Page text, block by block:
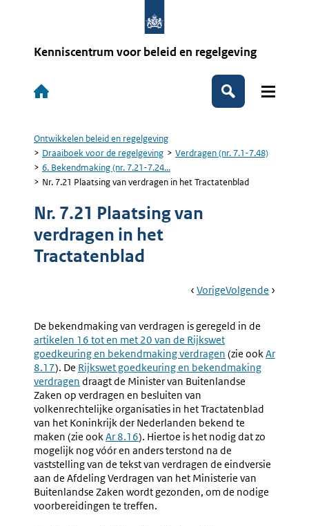
Kenniscentrum voor beleid en regelgeving
Hoofdnavigatie
Zoeken
Kruimelpad
Ontwikkelen beleid en regelgeving
Draaiboek voor de regelgeving
Verdragen (nr. 7.1-7.48)
6. Bekendmaking (nr. 7.21-7.24...
Nr. 7.21 Plaatsing van verdragen in het Tractatenblad
Nr. 7.21 Plaatsing van
verdragen in het
Tractatenblad
Book
Ga
VorigePagina:
(nr.
7.24)
Ga
Volgende Pagina:
De bekendmaking van verdragen is geregeld in de
artikelen 16 tot en met 20 van de Rijkswet
goedkeuring en bekendmaking verdragen (zie ookAr
8.17). De Externe
link:
Rijkswet goedkeuring en bekendmaking
verdragen draagt de Minister van Buitenlandse
Zaken op verdragen en besluiten van
volkenrechtelijke organisaties in het Tractatenblad
van het Koninkrijk der Nederlanden bekend te
maken (zie ookAr 8.16). Hiertoe is het nodig dat zo
mogelijk nog vóór en anders terstond na de
vaststelling van de tekst van verdragen de eindversie
aan de Afdeling Verdragen van het Ministerie van
Buitenlandse Zaken wordt gezonden, om de nodige
voorbereidingen te treffen.